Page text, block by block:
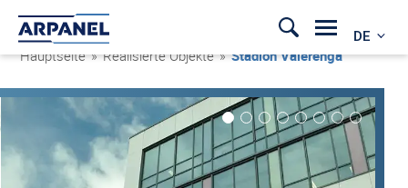
DE
Hauptseite » Realisierte Objekte »Stadion Vålerenga